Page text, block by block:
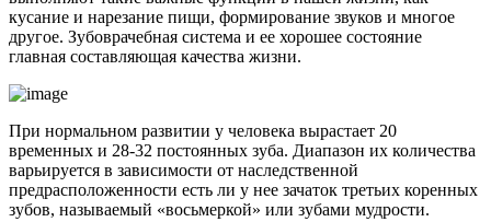
кусание и нарезание пищи, формирование звуков и многое
другое. Зубоврачебная система и ее хорошее состояние
главная составляющая качества жизни.
При нормальном развитии у человека вырастает 20
временных и 28-32 постоянных зуба. Диапазон их количества
варьируется в зависимости от наследственной
предрасположенности есть ли у нее зачаток третьих коренных
зубов, называемый «восьмеркой» или зубами мудрости.